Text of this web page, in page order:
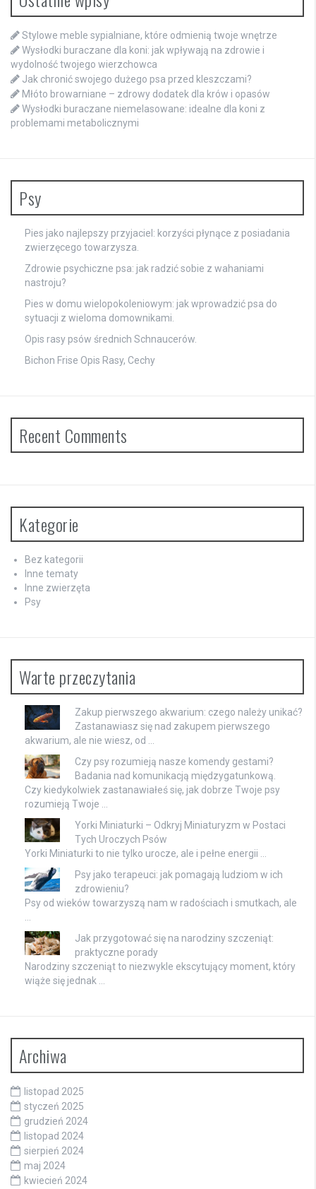
Stylowe meble sypialniane, które odmienią twoje wnętrze
Wysłodki buraczane dla koni: jak wpływają na zdrowie i
wydolność twojego wierzchowca
Jak chronić swojego dużego psa przed kleszczami?
Młóto browarniane – zdrowy dodatek dla krów i opasów
Wysłodki buraczane niemelasowane: idealne dla koni z
problemami metabolicznymi
Psy
Pies jako najlepszy przyjaciel: korzyści płynące z posiadania
zwierzęcego towarzysza.
Zdrowie psychiczne psa: jak radzić sobie z wahaniami
nastroju?
Pies w domu wielopokoleniowym: jak wprowadzić psa do
sytuacji z wieloma domownikami.
Opis rasy psów średnich Schnaucerów.
Bichon Frise Opis Rasy, Cechy
Recent Comments
Kategorie
Bez kategorii
Inne tematy
Inne zwierzęta
Psy
Warte przeczytania
Zakup pierwszego akwarium: czego należy unikać?
Zastanawiasz się nad zakupem pierwszego
akwarium, ale nie wiesz, od …
Czy psy rozumieją nasze komendy gestami?
Badania nad komunikacją międzygatunkową.
Czy kiedykolwiek zastanawiałeś się, jak dobrze Twoje psy
rozumieją Twoje …
Yorki Miniaturki – Odkryj Miniaturyzm w Postaci
Tych Uroczych Psów
Yorki Miniaturki to nie tylko urocze, ale i pełne energii …
Psy jako terapeuci: jak pomagają ludziom w ich
zdrowieniu?
Psy od wieków towarzyszą nam w radościach i smutkach, ale
…
Jak przygotować się na narodziny szczeniąt:
praktyczne porady
Narodziny szczeniąt to niezwykle ekscytujący moment, który
wiąże się jednak …
Archiwa
listopad 2025
styczeń 2025
grudzień 2024
listopad 2024
sierpień 2024
maj 2024
kwiecień 2024